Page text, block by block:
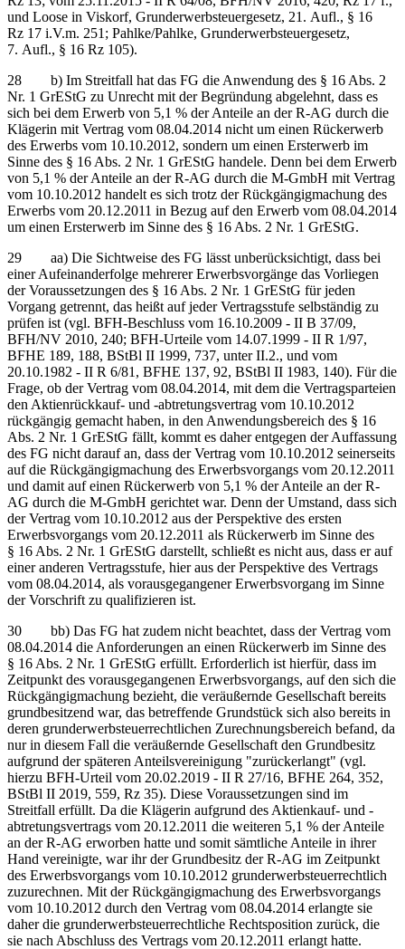
und Loose in Viskorf, Grunderwerbsteuergesetz, 21. Aufl., § 16
Rz 17 i.V.m. 251; Pahlke/Pahlke, Grunderwerbsteuergesetz,
7. Aufl., § 16 Rz 105).
28 b) Im Streitfall hat das FG die Anwendung des § 16 Abs. 2
Nr. 1 GrEStG zu Unrecht mit der Begründung abgelehnt, dass es
sich bei dem Erwerb von 5,1 % der Anteile an der R-AG durch die
Klägerin mit Vertrag vom 08.04.2014 nicht um einen Rückerwerb
des Erwerbs vom 10.10.2012, sondern um einen Ersterwerb im
Sinne des § 16 Abs. 2 Nr. 1 GrEStG handele. Denn bei dem Erwerb
von 5,1 % der Anteile an der R-AG durch die M-GmbH mit Vertrag
vom 10.10.2012 handelt es sich trotz der Rückgängigmachung des
Erwerbs vom 20.12.2011 in Bezug auf den Erwerb vom 08.04.2014
um einen Ersterwerb im Sinne des § 16 Abs. 2 Nr. 1 GrEStG.
29 aa) Die Sichtweise des FG lässt unberücksichtigt, dass bei
einer Aufeinanderfolge mehrerer Erwerbsvorgänge das Vorliegen
der Voraussetzungen des § 16 Abs. 2 Nr. 1 GrEStG für jeden
Vorgang getrennt, das heißt auf jeder Vertragsstufe selbständig zu
prüfen ist (vgl. BFH-Beschluss vom 16.10.2009 - II B 37/09,
BFH/NV 2010, 240; BFH-Urteile vom 14.07.1999 - II R 1/97,
BFHE 189, 188, BStBl II 1999, 737, unter II.2., und vom
20.10.1982 - II R 6/81, BFHE 137, 92, BStBl II 1983, 140). Für die
Frage, ob der Vertrag vom 08.04.2014, mit dem die Vertragsparteien
den Aktienrückkauf- und -abtretungsvertrag vom 10.10.2012
rückgängig gemacht haben, in den Anwendungsbereich des § 16
Abs. 2 Nr. 1 GrEStG fällt, kommt es daher entgegen der Auffassung
des FG nicht darauf an, dass der Vertrag vom 10.10.2012 seinerseits
auf die Rückgängigmachung des Erwerbsvorgangs vom 20.12.2011
und damit auf einen Rückerwerb von 5,1 % der Anteile an der R-
AG durch die M-GmbH gerichtet war. Denn der Umstand, dass sich
der Vertrag vom 10.10.2012 aus der Perspektive des ersten
Erwerbsvorgangs vom 20.12.2011 als Rückerwerb im Sinne des
§ 16 Abs. 2 Nr. 1 GrEStG darstellt, schließt es nicht aus, dass er auf
einer anderen Vertragsstufe, hier aus der Perspektive des Vertrags
vom 08.04.2014, als vorausgegangener Erwerbsvorgang im Sinne
der Vorschrift zu qualifizieren ist.
30 bb) Das FG hat zudem nicht beachtet, dass der Vertrag vom
08.04.2014 die Anforderungen an einen Rückerwerb im Sinne des
§ 16 Abs. 2 Nr. 1 GrEStG erfüllt. Erforderlich ist hierfür, dass im
Zeitpunkt des vorausgegangenen Erwerbsvorgangs, auf den sich die
Rückgängigmachung bezieht, die veräußernde Gesellschaft bereits
grundbesitzend war, das betreffende Grundstück sich also bereits in
deren grunderwerbsteuerrechtlichen Zurechnungsbereich befand, da
nur in diesem Fall die veräußernde Gesellschaft den Grundbesitz
aufgrund der späteren Anteilsvereinigung "zurückerlangt" (vgl.
hierzu BFH-Urteil vom 20.02.2019 - II R 27/16, BFHE 264, 352,
BStBl II 2019, 559, Rz 35). Diese Voraussetzungen sind im
Streitfall erfüllt. Da die Klägerin aufgrund des Aktienkauf- und -
abtretungsvertrags vom 20.12.2011 die weiteren 5,1 % der Anteile
an der R-AG erworben hatte und somit sämtliche Anteile in ihrer
Hand vereinigte, war ihr der Grundbesitz der R-AG im Zeitpunkt
des Erwerbsvorgangs vom 10.10.2012 grunderwerbsteuerrechtlich
zuzurechnen. Mit der Rückgängigmachung des Erwerbsvorgangs
vom 10.10.2012 durch den Vertrag vom 08.04.2014 erlangte sie
daher die grunderwerbsteuerrechtliche Rechtsposition zurück, die
sie nach Abschluss des Vertrags vom 20.12.2011 erlangt hatte.